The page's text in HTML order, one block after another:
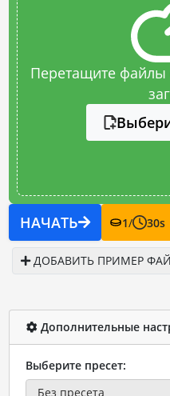
Перетащите
НАЧАТЬ 1/ 30s
ДОБАВИТЬ ПРИМЕР
Дополнительные
Выберите пресет: